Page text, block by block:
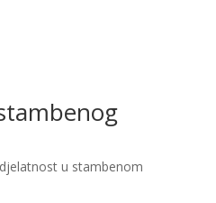
u stambenom